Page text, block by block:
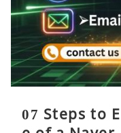
07 Steps to